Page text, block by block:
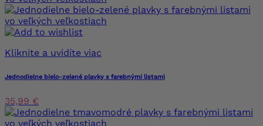
Kliknite a uvidíte viac
Jednodielne bielo-zelené plavky s farebnými listami
35,99 €